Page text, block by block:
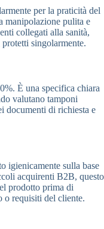
per la praticità del
manipolazione pulita e
collegati alla sanità,
singolarmente.
È una specifica chiara
valutano tamponi
documenti di richiesta e
igienicamente sulla base
acquirenti B2B, questo
prodotto prima di
o requisiti del cliente.